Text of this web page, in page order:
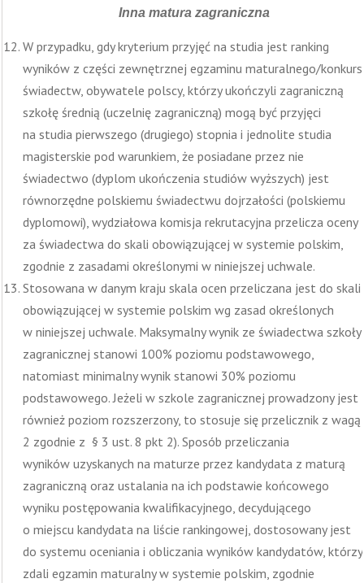
Inna matura zagraniczna
W przypadku, gdy kryterium przyjęć na studia jest ranking
wyników z części zewnętrznej egzaminu maturalnego/konkurs
świadectw, obywatele polscy, którzy ukończyli zagraniczną
szkołę średnią (uczelnię zagraniczną) mogą być przyjęci
na studia pierwszego (drugiego) stopnia i jednolite studia
magisterskie pod warunkiem, że posiadane przez nie
świadectwo (dyplom ukończenia studiów wyższych) jest
równorzędne polskiemu świadectwu dojrzałości (polskiemu
dyplomowi), wydziałowa komisja rekrutacyjna przelicza oceny
za świadectwa do skali obowiązującej w systemie polskim,
zgodnie z zasadami określonymi w niniejszej uchwale.
Stosowana w danym kraju skala ocen przeliczana jest do skali
obowiązującej w systemie polskim wg zasad określonych
w niniejszej uchwale. Maksymalny wynik ze świadectwa szkoły
zagranicznej stanowi 100% poziomu podstawowego,
natomiast minimalny wynik stanowi 30% poziomu
podstawowego. Jeżeli w szkole zagranicznej prowadzony jest
również poziom rozszerzony, to stosuje się przelicznik z wagą
2 zgodnie z § 3 ust. 8 pkt 2). Sposób przeliczania
wyników uzyskanych na maturze przez kandydata z maturą
zagraniczną oraz ustalania na ich podstawie końcowego
wyniku postępowania kwalifikacyjnego, decydującego
o miejscu kandydata na liście rankingowej, dostosowany jest
do systemu oceniania i obliczania wyników kandydatów, którzy
zdali egzamin maturalny w systemie polskim, zgodnie